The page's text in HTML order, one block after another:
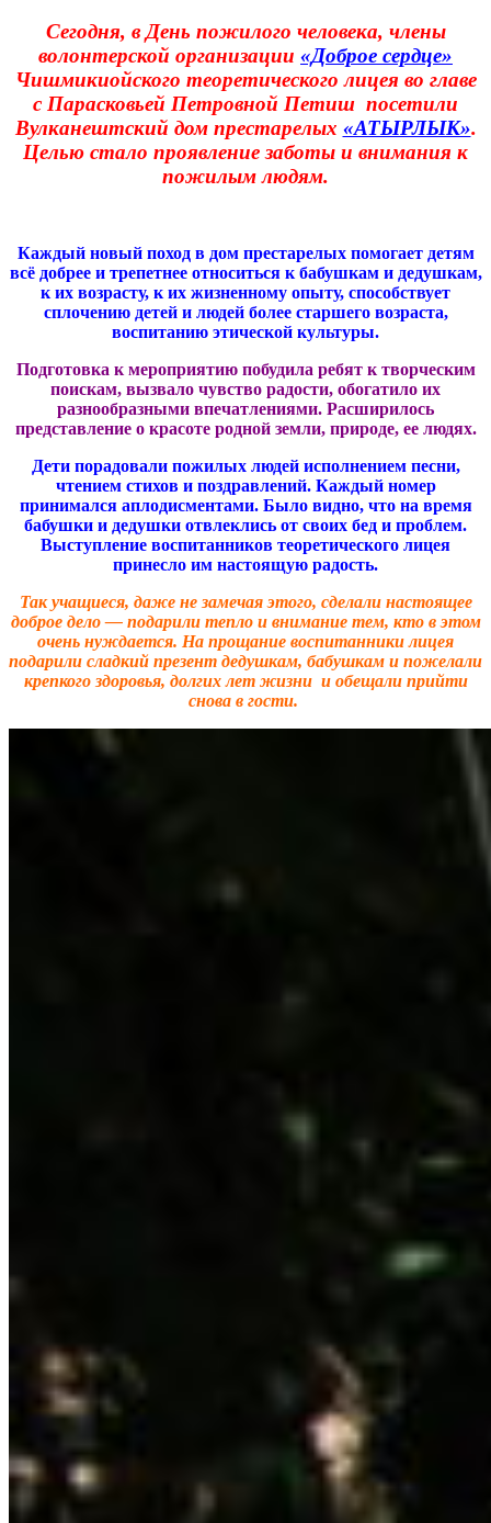
Сегодня, в День пожилого человека, члены
волонтерской организации «Доброе сердце»
Чишмикиойского теоретического лицея во главе
с Парасковьей Петровной Петиш посетили
Вулканештский дом престарелых «АТЫРЛЫК».
Целью стало проявление заботы и внимания к
пожилым людям.
Каждый новый поход в дом престарелых помогает детям
всё добрее и трепетнее относиться к бабушкам и дедушкам,
к их возрасту, к их жизненному опыту, способствует
сплочению детей и людей более старшего возраста,
воспитанию этической культуры.
Подготовка к мероприятию побудила ребят к творческим
поискам, вызвало чувство радости, обогатило их
разнообразными впечатлениями. Расширилось
представление о красоте родной земли, природе, ее людях.
Дети порадовали пожилых людей исполнением песни,
чтением стихов и поздравлений. Каждый номер
принимался аплодисментами. Было видно, что на время
бабушки и дедушки отвлеклись от своих бед и проблем.
Выступление воспитанников теоретического лицея
принесло им настоящую радость.
Так учащиеся, даже не замечая этого, сделали настоящее
доброе дело — подарили тепло и внимание тем, кто в этом
очень нуждается. На прощание воспитанники лицея
подарили сладкий презент дедушкам, бабушкам и пожелали
крепкого здоровья, долгих лет жизни и обещали прийти
снова в гости.